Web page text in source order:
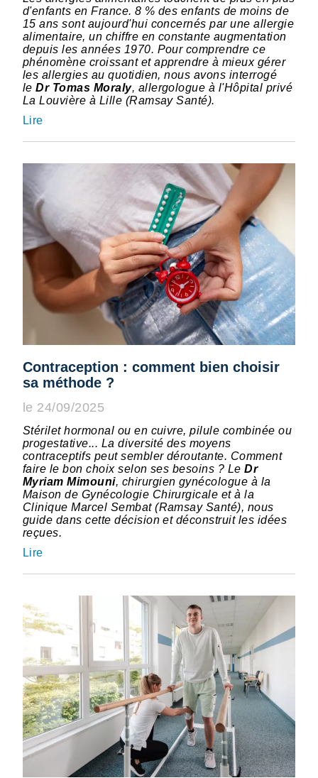
d'enfants en France. 8 % des enfants de moins de
15 ans sont aujourd'hui concernés par une allergie
alimentaire, un chiffre en constante augmentation
depuis les années 1970. Pour comprendre ce
phénomène croissant et apprendre à mieux gérer
les allergies au quotidien, nous avons interrogé
leDr Tomas Moraly, allergologue à l'Hôpital privé
La Louvière à Lille (Ramsay Santé).
Lire
Contraception : comment bien choisir
sa méthode ?
le 24/09/2025
Stérilet hormonal ou en cuivre, pilule combinée ou
progestative... La diversité des moyens
contraceptifs peut sembler déroutante. Comment
faire le bon choix selon ses besoins ? LeDr
Myriam Mimouni, chirurgien gynécologue à la
Maison de Gynécologie Chirurgicale et à la
Clinique Marcel Sembat (Ramsay Santé), nous
guide dans cette décision et déconstruit les idées
reçues.
Lire